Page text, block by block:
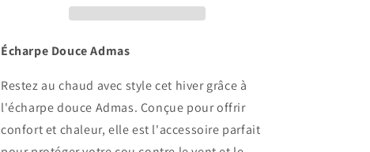
Écharpe Douce Admas
Restez au chaud avec style cet hiver grâce à
l'écharpe douce Admas. Conçue pour offrir
confort et chaleur, elle est l'accessoire parfait